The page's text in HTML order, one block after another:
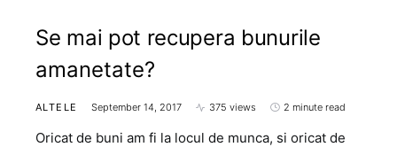
Se mai pot recupera bunurile
amanetate?
ALTELE September 14, 2017 375 views 2 minute read
Oricat de buni am fi la locul de munca, si oricat de